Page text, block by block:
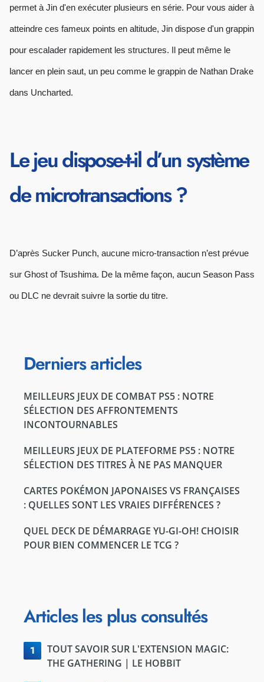
permet à Jin d'en exécuter plusieurs en série. Pour vous aider à
atteindre ces fameux points en altitude, Jin dispose d'un grappin
pour escalader rapidement les structures. Il peut même le
lancer en plein saut, un peu comme le grappin de Nathan Drake
dans Uncharted.
Le jeu dispose-t-il d’un système
de microtransactions ?
D’après Sucker Punch, aucune micro-transaction n’est prévue
sur Ghost of Tsushima. De la même façon, aucun Season Pass
ou DLC ne devrait suivre la sortie du titre.
Derniers articles
MEILLEURS JEUX DE COMBAT PS5 : NOTRE
SÉLECTION DES AFFRONTEMENTS
INCONTOURNABLES
MEILLEURS JEUX DE PLATEFORME PS5 : NOTRE
SÉLECTION DES TITRES À NE PAS MANQUER
CARTES POKÉMON JAPONAISES VS FRANÇAISES
: QUELLES SONT LES VRAIES DIFFÉRENCES ?
QUEL DECK DE DÉMARRAGE YU-GI-OH! CHOISIR
POUR BIEN COMMENCER LE TCG ?
Articles les plus consultés
1
TOUT SAVOIR SUR L'EXTENSION MAGIC:
THE GATHERING | LE HOBBIT